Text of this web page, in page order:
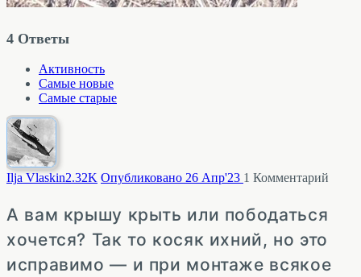
4 Ответы
Активность
Самые новые
Самые старые
Ilja Vlaskin2.32K Опубликовано 26 Апр'23 1 Комментарий
А вам крышу крыть или пободаться
хочется? Так то косяк ихний, но это
исправимо — и при монтаже всякое